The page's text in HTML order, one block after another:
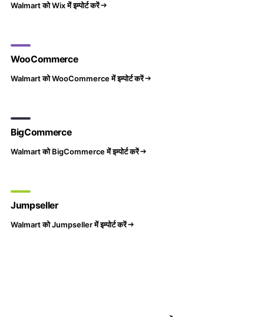
Walmart को Wix में इम्पोर्ट करें
WooCommerce
Walmart को WooCommerce में इम्पोर्ट करें
BigCommerce
Walmart को BigCommerce में इम्पोर्ट करें
Jumpseller
Walmart को Jumpseller में इम्पोर्ट करें